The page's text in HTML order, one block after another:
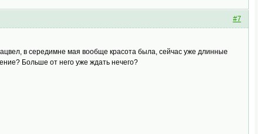
#7
в середимне мая вообще красота была, сейчас уже длинные
Больше от него уже ждать нечего?